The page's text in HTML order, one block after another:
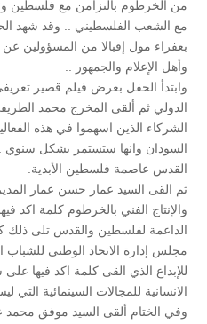
من الخرطوم بالتزامن مع فلسطين
مع الشعب الفلسطيني .. وقد شهد
بعفراء مول إقبالا من المسؤولين عن
وأهل الإعلام والجمهور ..
وابتدأ الحفل بعرض فيلم قصير
الدولي ثم ألقى المخرج محمد
الشركاء الذين اسهموا في هذه
السودان وانها ستستمر بشكل سنوي
القدس عاصمة فلسطين الأبدية.
ثم القى السيد عمار حسن عمار
والإنتاج الفني بالخرطوم كلمة اكد
الداعمة لفلسطين والقدس تلى ذلك
مجلس إدارة الاتحاد الوطني للشباب
للإبداع الذي القى كلمة اكد فيها
الانسانية للمجالات السينمائية
وفي الختام ألقى السيد موفق محمد